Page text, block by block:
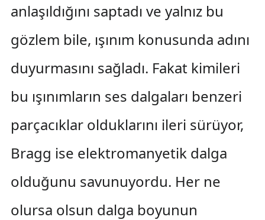
anlaşıldığını saptadı ve yalnız bu
gözlem bile, ışınım konusunda adını
duyurmasını sağladı. Fakat kimileri
bu ışınımların ses dalgaları benzeri
parçacıklar olduklarını ileri sürüyor,
Bragg ise elektromanyetik dalga
olduğunu savunuyordu. Her ne
olursa olsun dalga boyunun